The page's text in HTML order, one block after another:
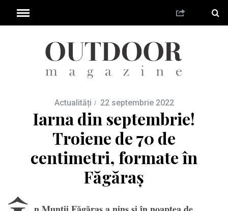
Actualități 22 septembrie 2022
Iarna din septembrie!
Troiene de 70 de
centimetri, formate în
Făgăraș